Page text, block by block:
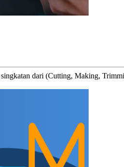
dari (Cutting, Making,